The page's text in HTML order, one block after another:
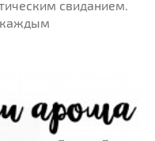
свиданием.
каждым